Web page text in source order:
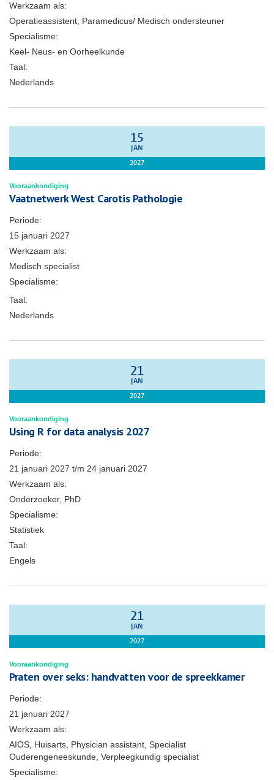
Werkzaam als:
Operatieassistent, Paramedicus/ Medisch ondersteuner
Specialisme:
Keel- Neus- en Oorheelkunde
Taal:
Nederlands
15
JAN
2027
Vooraankondiging
Vaatnetwerk West Carotis Pathologie
Periode:
15 januari 2027
Werkzaam als:
Medisch specialist
Specialisme:
Taal:
Nederlands
21
JAN
2027
Vooraankondiging
Using R for data analysis 2027
Periode:
21 januari 2027 t/m 24 januari 2027
Werkzaam als:
Onderzoeker, PhD
Specialisme:
Statistiek
Taal:
Engels
21
JAN
2027
Vooraankondiging
Praten over seks: handvatten voor de spreekkamer
Periode:
21 januari 2027
Werkzaam als:
AIOS, Huisarts, Physician assistant, Specialist
Ouderengeneeskunde, Verpleegkundig specialist
Specialisme: